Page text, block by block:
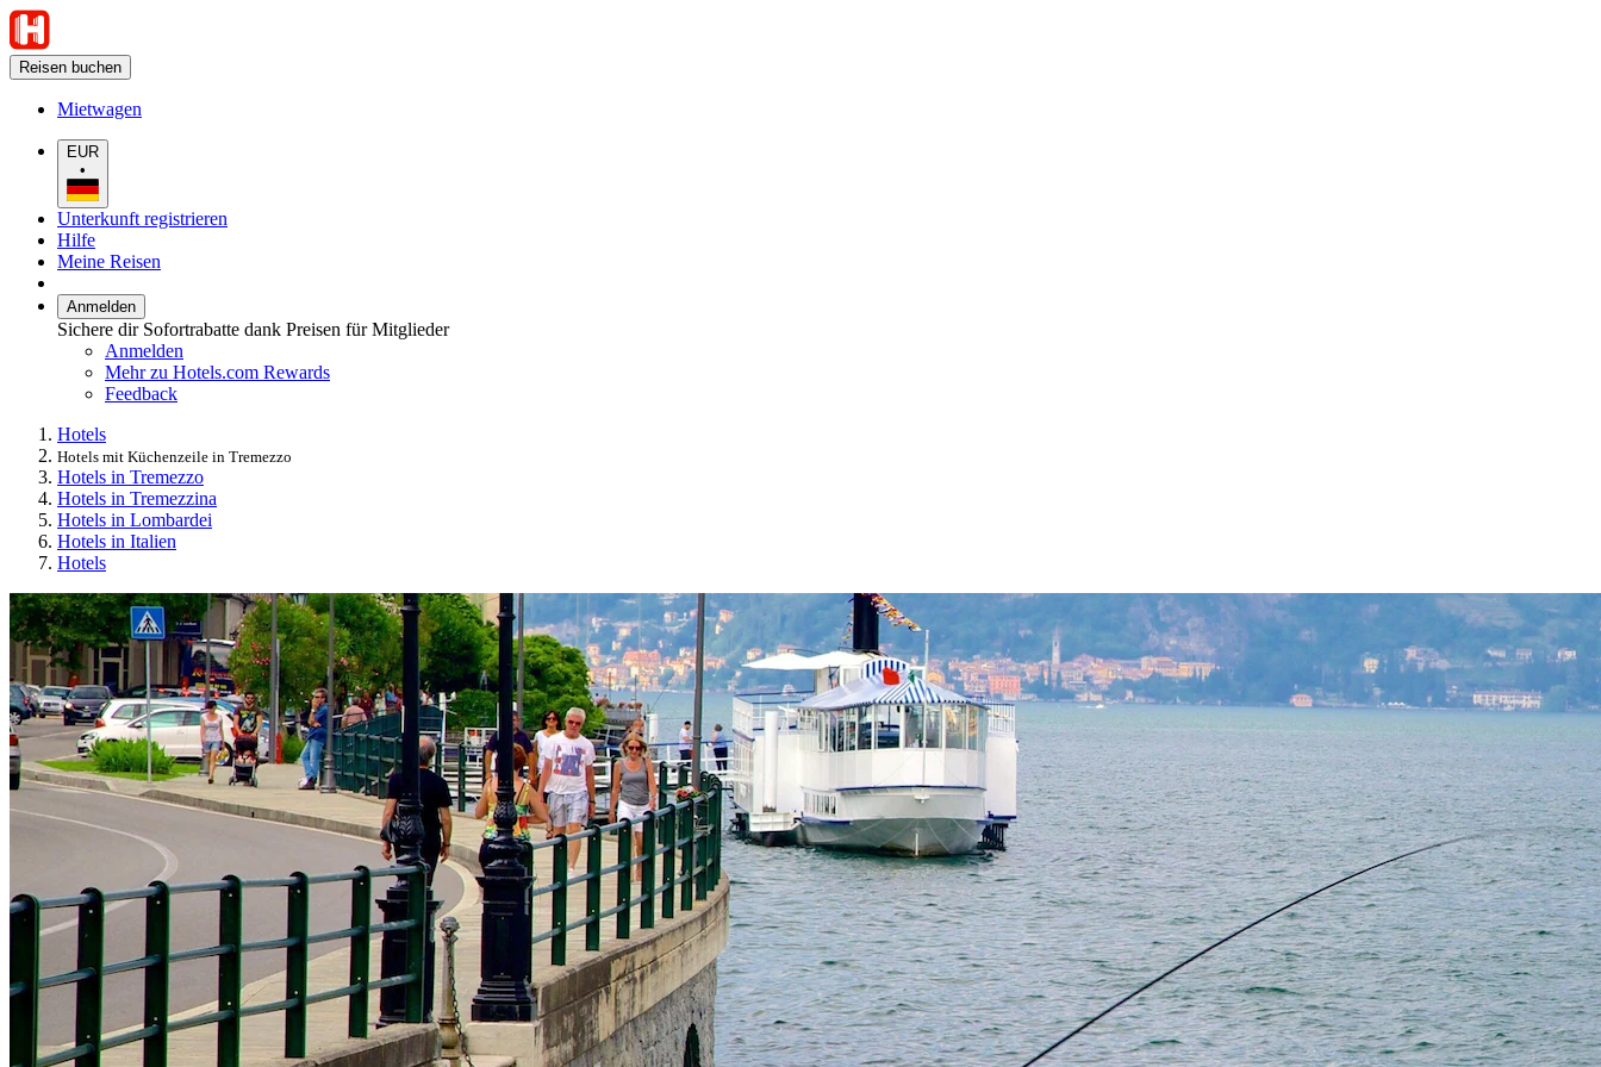
Reisen buchen
Mietwagen
EUR
•
Unterkunft registrieren
Hilfe
Meine Reisen
Anmelden
Sichere dir Sofortrabatte dank Preisen für Mitglieder
Anmelden
Mehr zu Hotels.com Rewards
Feedback
Hotels
Hotels mit Küchenzeile in Tremezzo
Hotels in Tremezzo
Hotels in Tremezzina
Hotels in Lombardei
Hotels in Italien
Hotels